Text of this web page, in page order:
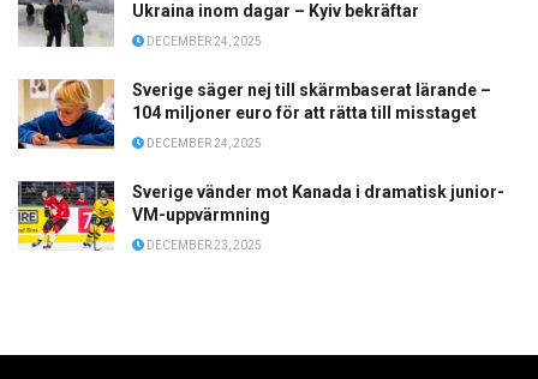
Ukraina inom dagar – Kyiv bekräftar
DECEMBER 24, 2025
Sverige säger nej till skärmbaserat lärande –
104 miljoner euro för att rätta till misstaget
DECEMBER 24, 2025
Sverige vänder mot Kanada i dramatisk junior-
VM-uppvärmning
DECEMBER 23, 2025